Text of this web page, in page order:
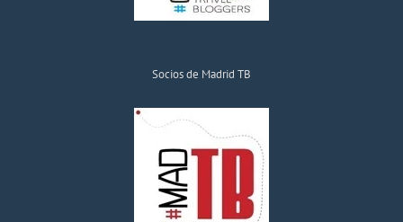
Socios de Madrid TB